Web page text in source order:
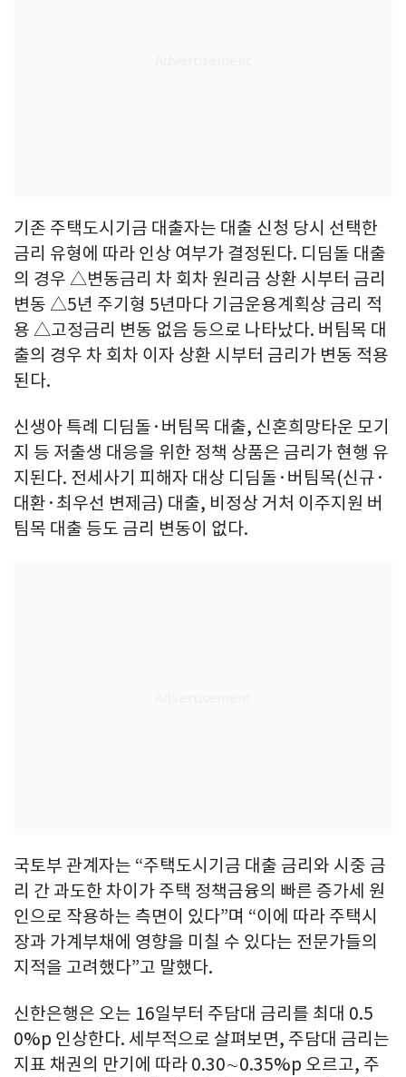
기존 주택도시기금 대출자는 대출 신청 당시 선택한
금리 유형에 따라 인상 여부가 결정된다. 디딤돌 대출
의 경우 △변동금리 차 회차 원리금 상환 시부터 금리
변동 △5년 주기형 5년마다 기금운용계획상 금리 적
용 △고정금리 변동 없음 등으로 나타났다. 버팀목 대
출의 경우 차 회차 이자 상환 시부터 금리가 변동 적용
된다.
신생아 특례 디딤돌·버팀목 대출, 신혼희망타운 모기
지 등 저출생 대응을 위한 정책 상품은 금리가 현행 유
지된다. 전세사기 피해자 대상 디딤돌·버팀목(신규·
대환·최우선 변제금) 대출, 비정상 거처 이주지원 버
팀목 대출 등도 금리 변동이 없다.
국토부 관계자는 “주택도시기금 대출 금리와 시중 금
리 간 과도한 차이가 주택 정책금융의 빠른 증가세 원
인으로 작용하는 측면이 있다”며 “이에 따라 주택시
장과 가계부채에 영향을 미칠 수 있다는 전문가들의
지적을 고려했다”고 말했다.
신한은행은 오는 16일부터 주담대 금리를 최대 0.5
0%p 인상한다. 세부적으로 살펴보면, 주담대 금리는
지표 채권의 만기에 따라 0.30∼0.35%p 오르고, 주